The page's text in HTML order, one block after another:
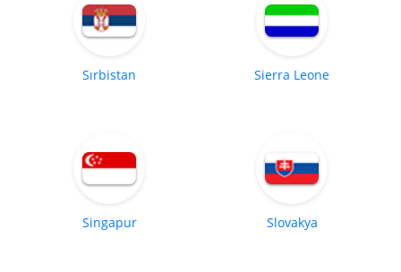
Sırbistan Sierra Leone
Singapur Slovakya